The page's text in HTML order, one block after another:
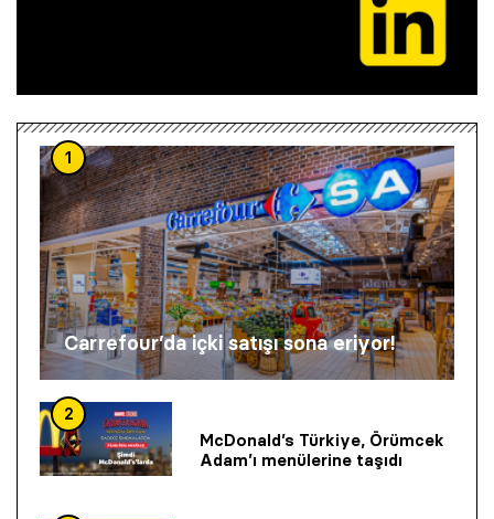
1
Carrefour’da içki satışı sona eriyor!
2
McDonald’s Türkiye, Örümcek
Adam’ı menülerine taşıdı